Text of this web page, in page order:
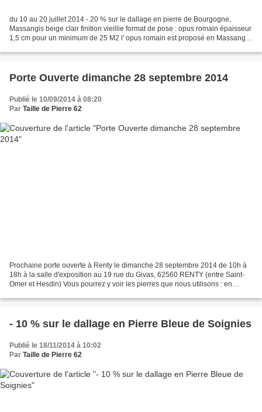
du 10 au 20 juillet 2014 - 20 % sur le dallage en pierre de Bourgogne,
Massangis beige clair finition vieillie format de pose : opus romain épaisseur
1,5 cm pour un minimum de 25 M2 l' opus romain est proposé en Massangis
Porte Ouverte dimanche 28 septembre 2014
Publié le 10/09/2014 à 08:20
Par Taille de Pierre 62
Prochaine porte ouverte à Renty le dimanche 28 septembre 2014 de 10h à
18h à la salle d'exposition au 19 rue du Givas, 62560 RENTY (entre Saint-
Omer et Hesdin) Vous pourrez y voir les pierres que nous utilisons : en
- 10 % sur le dallage en Pierre Bleue de Soignies
Publié le 18/11/2014 à 10:02
Par Taille de Pierre 62